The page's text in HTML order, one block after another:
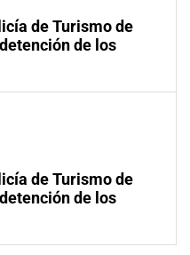
de Turismo de
de los
de Turismo de
de los